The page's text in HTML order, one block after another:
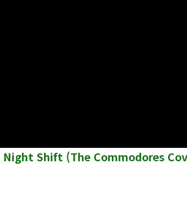
Night Shift (The Commodores